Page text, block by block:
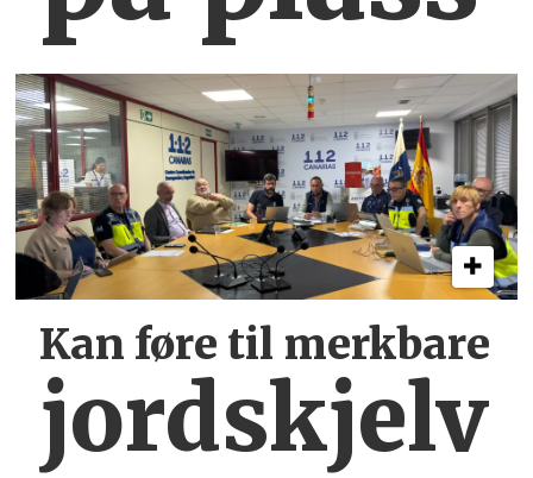
Kan føre til merkbare
jordskjelv